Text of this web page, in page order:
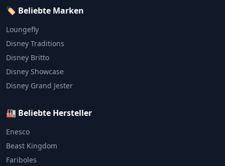
🏷️ Beliebte Marken
Loungefly
Disney Traditions
Disney Britto
Disney Showcase
Disney Grand Jester
🏭 Beliebte Hersteller
Enesco
Beast Kingdom
Fariboles